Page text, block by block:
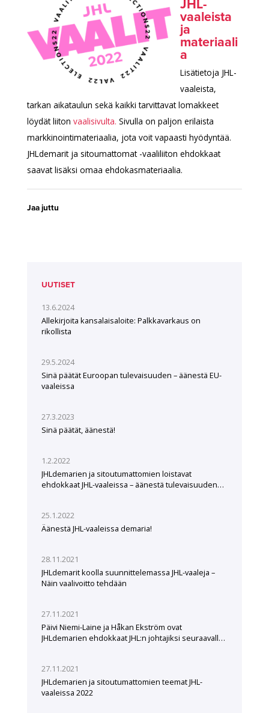
JHL-
vaaleista
ja
materiaali
a
Lisätietoja JHL-
vaaleista,
tarkan aikataulun sekä kaikki tarvittavat lomakkeet
löydät liiton vaalisivulta. Sivulla on paljon erilaista
markkinointimateriaalia, jota voit vapaasti hyödyntää.
JHLdemarit ja sitoumattomat -vaaliliiton ehdokkaat
saavat lisäksi omaa ehdokasmateriaalia.
Jaa juttu
UUTISET
13.6.2024
Allekirjoita kansalaisaloite: Palkkavarkaus on
rikollista
29.5.2024
Sinä päätät Euroopan tulevaisuuden – äänestä EU-
vaaleissa
27.3.2023
Sinä päätät, äänestä!
1.2.2022
JHLdemarien ja sitoutumattomien loistavat
ehdokkaat JHL-vaaleissa – äänestä tulevaisuuden
25.1.2022
Äänestä JHL-vaaleissa demaria!
28.11.2021
JHLdemarit koolla suunnittelemassa JHL-vaaleja –
Näin vaalivoitto tehdään
27.11.2021
Päivi Niemi-Laine ja Håkan Ekström ovat
JHLdemarien ehdokkaat JHL:n johtajiksi seuraavalle
27.11.2021
JHLdemarien ja sitoutumattomien teemat JHL-
vaaleissa 2022